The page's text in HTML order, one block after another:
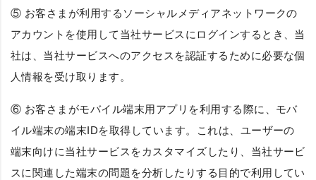
⑤ お客さまが利用するソーシャルメディアネットワークの
アカウントを使用して当社サービスにログインするとき、当
社は、当社サービスへのアクセスを認証するために必要な個
人情報を受け取ります。
⑥ お客さまがモバイル端末用アプリを利用する際に、モバ
イル端末の端末IDを取得しています。これは、ユーザーの
端末向けに当社サービスをカスタマイズしたり、当社サービ
スに関連した端末の問題を分析したりする目的で利用してい